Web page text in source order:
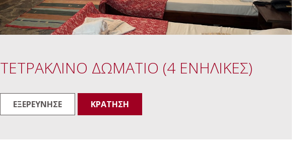
ΤΕΤΡΑΚΛΙΝΟ ΔΩΜΑΤΙΟ (4 ΕΝΗΛΙΚΕΣ)
ΕΞΕΡΕΥΝΗΣΕ ΚΡΑΤΗΣΗ